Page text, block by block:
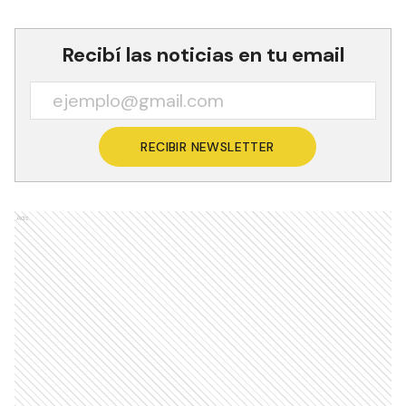
Recibí las noticias en tu email
RECIBIR NEWSLETTER
Ads